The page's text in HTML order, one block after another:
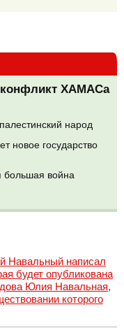
ХАМАСа
народ
новое государство
большая война
Навальный написал
будет опубликована
Юлия Навальная,
которого